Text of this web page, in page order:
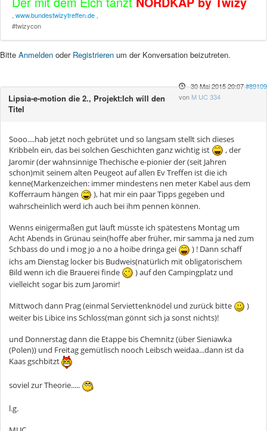
www.bundestwizytreffen.de
#twizycon
Bitte Anmelden oder Registrieren um der Konversation beizutreten.
30 Mai 2015 20:07#89109
von M UC 334
Lipsia-e-motion die 2., Projekt:Ich will den
Titel
Sooo....hab jetzt noch gebrütet und so langsam stellt sich dieses
Kribbeln ein, das bei solchen Geschichten ganz wichtig ist
, der
Jaromir (der wahnsinnige Thechische e-pionier der (seit Jahren
schon)mit seinem alten Peugeot auf allen Ev Treffen ist die ich
kenne(Markenzeichen: immer mindestens nen meter Kabel aus dem
Kofferraum hängen
), hat mir ein paar Tipps gegeben und
wahrscheinlich werd ich auch bei ihm pennen können.
Wenns einigermaßen gut läuft müsste ich spätestens Montag um
Acht Abends in Grünau sein(hoffe aber früher, mir samma ja ned zum
Schbass do und i mog jo a no a hoibe dringa gei
) ! Dann schaff
ichs am Dienstag locker bis Budweis(natürlich mit obligatorischem
Bild wenn ich die Brauerei finde
) auf den Campingplatz und
vielleicht sogar bis zum Jaromir!
Mittwoch dann Prag (einmal Serviettenknödel und zurück bitte
)
weiter bis Libice ins Schloss(man gönnt sich ja sonst nichts)!
und Donnerstag dann die Etappe bis Chemnitz (über Sieniawka
(Polen)) und Freitag gemütlisch nooch Leibsch weidaa...dann ist da
Kaas gschbitzt
soviel zur Theorie.....
l.g.